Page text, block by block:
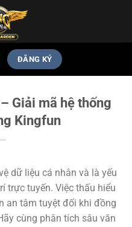
ĐĂNG KÝ
Giải mã hệ thống
Kingfun
dữ liệu cá nhân và là yếu
trực tuyến. Việc thấu hiểu
an tâm tuyệt đối khi đồng
cùng phân tích sâu văn